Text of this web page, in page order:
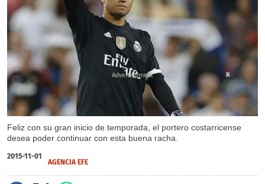
Feliz con su gran inicio de temporada, el portero costarricense
desea poder continuar con esta buena racha.
X
2015-11-01
AGENCIA EFE